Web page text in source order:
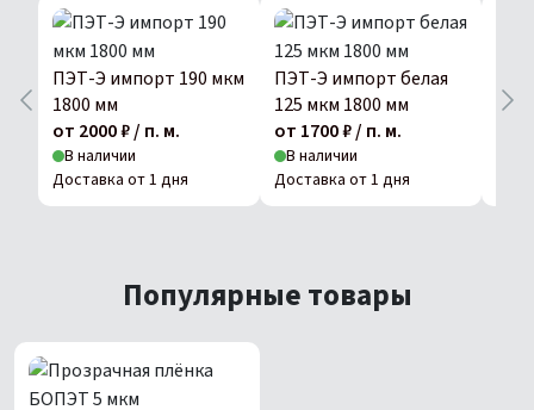
ПЭТ-Э импорт 190 мкм
1800 мм
от 2000 ₽ / п. м.
В наличии
Доставка от 1 дня
ПЭТ-Э импорт белая
125 мкм 1800 мм
от 1700 ₽ / п. м.
В наличии
Доставка от 1 дня
Популярные товары